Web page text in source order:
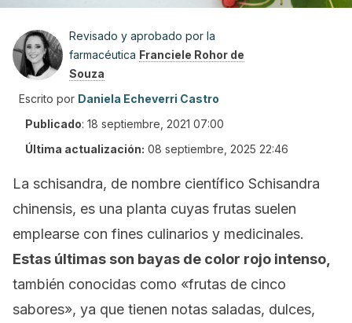
Revisado y aprobado por la
farmacéutica Franciele Rohor de
Souza
Escrito por Daniela Echeverri Castro
Publicado: 18 septiembre, 2021 07:00
Última actualización: 08 septiembre, 2025 22:46
La schisandra, de nombre científico Schisandra
chinensis, es una planta cuyas frutas suelen
emplearse con fines culinarios y medicinales.
Estas últimas son bayas de color rojo intenso,
también conocidas como «frutas de cinco
sabores», ya que tienen notas saladas, dulces,